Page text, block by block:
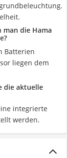
man die Hama
Batterien
liegen dem
die aktuelle
integrierte
werden.